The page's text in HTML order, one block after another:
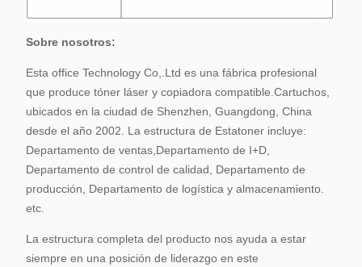
recibir el pago
Sobre nosotros:
Esta office Technology Co,.Ltd es una fábrica profesional
que produce tóner láser y copiadora compatible.Cartuchos,
ubicados en la ciudad de Shenzhen, Guangdong, China
desde el año 2002. La estructura de Estatoner incluye:
Departamento de ventas,Departamento de I+D,
Departamento de control de calidad, Departamento de
producción, Departamento de logística y almacenamiento.
etc.
La estructura completa del producto nos ayuda a estar
siempre en una posición de liderazgo en este